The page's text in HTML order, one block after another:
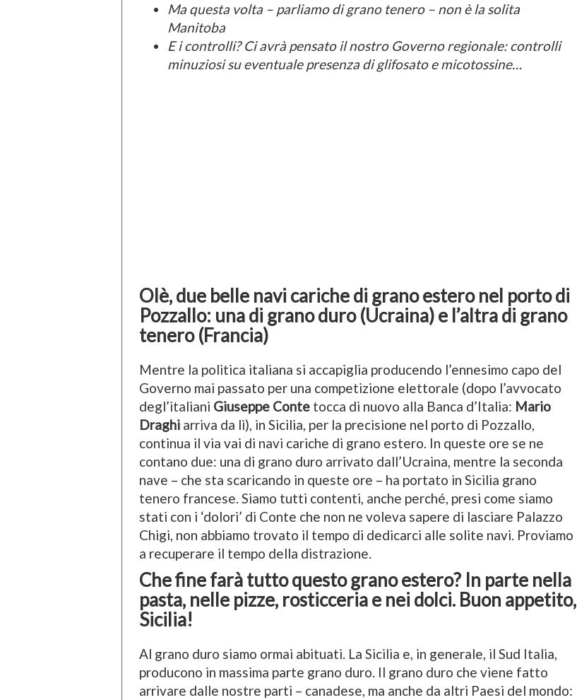
Ma questa volta – parliamo di grano tenero – non è la solita
Manitoba
E i controlli? Ci avrà pensato il nostro Governo regionale: controlli
minuziosi su eventuale presenza di glifosato e micotossine…
Olè, due belle navi cariche di grano estero nel porto di
Pozzallo: una di grano duro (Ucraina) e l’altra di grano
tenero (Francia)
Mentre la politica italiana si accapiglia producendo l’ennesimo capo del
Governo mai passato per una competizione elettorale (dopo l’avvocato
degl’italiani Giuseppe Conte tocca di nuovo alla Banca d’Italia: Mario
Draghi arriva da lì), in Sicilia, per la precisione nel porto di Pozzallo,
continua il via vai di navi cariche di grano estero. In queste ore se ne
contano due: una di grano duro arrivato dall’Ucraina, mentre la seconda
nave – che sta scaricando in queste ore – ha portato in Sicilia grano
tenero francese. Siamo tutti contenti, anche perché, presi come siamo
stati con i ‘dolori’ di Conte che non ne voleva sapere di lasciare Palazzo
Chigi, non abbiamo trovato il tempo di dedicarci alle solite navi. Proviamo
a recuperare il tempo della distrazione.
Che fine farà tutto questo grano estero? In parte nella
pasta, nelle pizze, rosticceria e nei dolci. Buon appetito,
Sicilia!
Al grano duro siamo ormai abituati. La Sicilia e, in generale, il Sud Italia,
producono in massima parte grano duro. Il grano duro che viene fatto
arrivare dalle nostre parti – canadese, ma anche da altri Paesi del mondo: